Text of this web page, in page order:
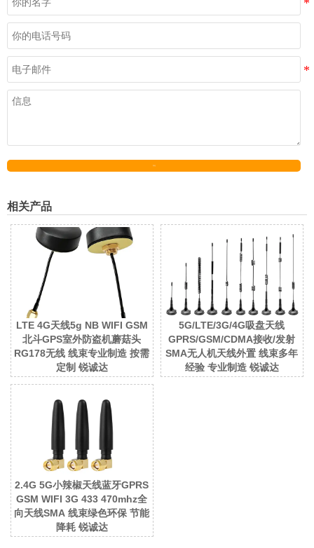
相关产品
LTE 4G天线5g NB WIFI GSM
北斗GPS室外防盗机蘑菇头
RG178无线 线束专业制造 按需
定制 锐诚达
5G/LTE/3G/4G吸盘天线
GPRS/GSM/CDMA接收/发射
SMA无人机天线外置 线束多年
经验 专业制造 锐诚达
2.4G 5G小辣椒天线蓝牙GPRS
GSM WIFI 3G 433 470mhz全
向天线SMA 线束绿色环保 节能
降耗 锐诚达